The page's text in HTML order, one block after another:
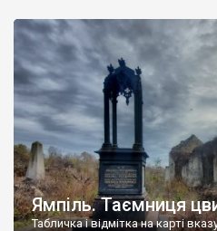
Ямпіль. Таємниця
Табличка і відмітка на карті